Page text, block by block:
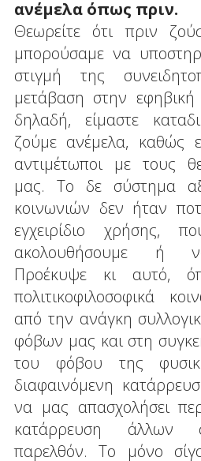
ανέμελα όπως πριν.
Θεωρείτε ότι πριν
μπορούσαμε να
στιγμή της
μετάβαση στην εφηβική
δηλαδή, είμαστε
ζούμε ανέμελα, καθώς
αντιμέτωποι με τους
μας. Το δε σύστημα
κοινωνιών δεν ήταν
εγχειρίδιο χρήσης,
ακολουθήσουμε ή
Προέκυψε κι αυτό,
πολιτικοφιλοσοφικά
από την ανάγκη
φόβων μας και στη
του φόβου της
διαφαινόμενη
να μας απασχολήσει
κατάρρευση άλλων
παρελθόν. Το μόνο